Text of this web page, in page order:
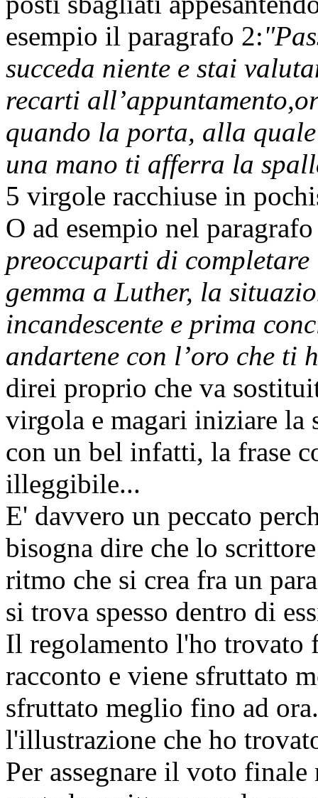
esempio il paragrafo 2:
succeda niente e stai
recarti
quando la porta, alla
una mano ti afferra la
5 virgole racchiuse in
O ad esempio nel
preoccuparti di completare
gemma a Luther, la
incandescente e prima
andartene con l’oro che ti
direi proprio che va
virgola e magari iniziare la
con un bel infatti, la frase
illeggibile...
E' davvero un peccato
bisogna dire che lo
ritmo che si crea fra un
si trova spesso dentro di
Il regolamento l'ho trovato
racconto e viene sfruttato
sfruttato meglio fino ad
l'illustrazione che ho
Per assegnare il voto